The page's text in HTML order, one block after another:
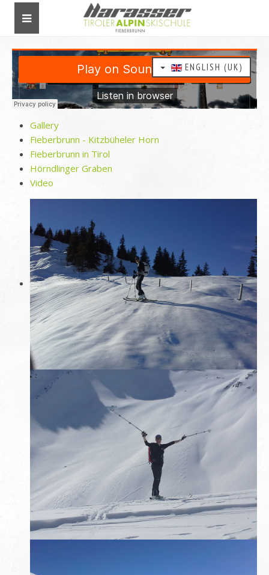
ENGLISH (UK)
Gallery
Fieberbrunn - Kitzbüheler Horn
Fieberbrunn in Tirol
Hörndlinger Graben
Video